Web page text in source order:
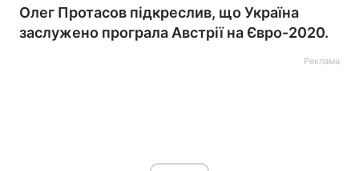
Олег Протасов підкреслив, що Україна
заслужено програла Австрії на Євро-2020.
Реклама